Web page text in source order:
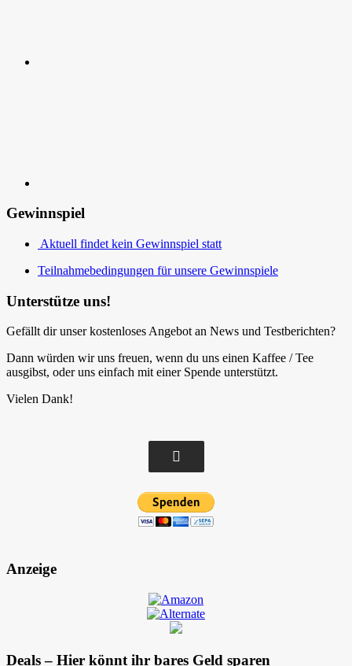
Gewinnspiel
Aktuell findet kein Gewinnspiel statt
Teilnahmebedingungen für unsere Gewinnspiele
Unterstütze uns!
Gefällt dir unser kostenloses Angebot an News und Testberichten?
Dann würden wir uns freuen, wenn du uns einen Kaffee / Tee
ausgibst, oder uns einfach mit einer Spende unterstützt.
Vielen Dank!
Anzeige
Deals – Hier könnt ihr bares Geld sparen